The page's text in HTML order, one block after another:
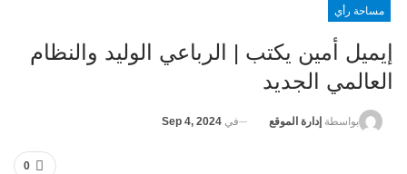
مساحة رأي
إيميل أمين يكتب | الرباعي الوليد والنظام
العالمي الجديد
بواسطة إدارة الموقع في Sep 4, 2024
0